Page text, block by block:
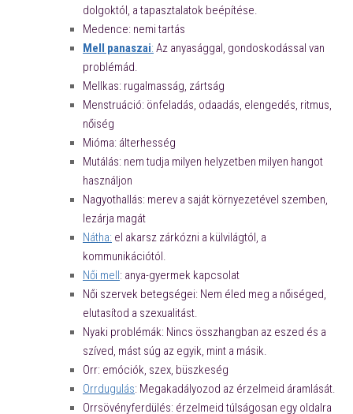
dolgoktól, a tapasztalatok beépítése.
Medence: nemi tartás
Mell panaszai: Az anyasággal, gondoskodással van
problémád.
Mellkas: rugalmasság, zártság
Menstruáció: önfeladás, odaadás, elengedés, ritmus,
nőiség
Mióma: álterhesség
Mutálás: nem tudja milyen helyzetben milyen hangot
használjon
Nagyothallás: merev a saját környezetével szemben,
lezárja magát
Nátha: el akarsz zárkózni a külvilágtól, a
kommunikációtól.
Női mell: anya-gyermek kapcsolat
Női szervek betegségei: Nem éled meg a nőiséged,
elutasítod a szexualitást.
Nyaki problémák: Nincs összhangban az eszed és a
szíved, mást súg az egyik, mint a másik.
Orr: emóciók, szex, büszkeség
Orrdugulás: Megakadályozod az érzelmeid áramlását.
Orrsövényferdülés: érzelmeid túlságosan egy oldalra